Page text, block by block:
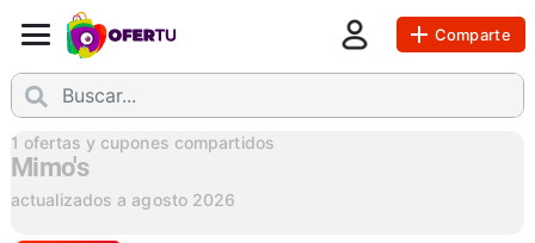
Comparte
1 ofertas y cupones compartidos
Mimo's
actualizados a agosto 2026